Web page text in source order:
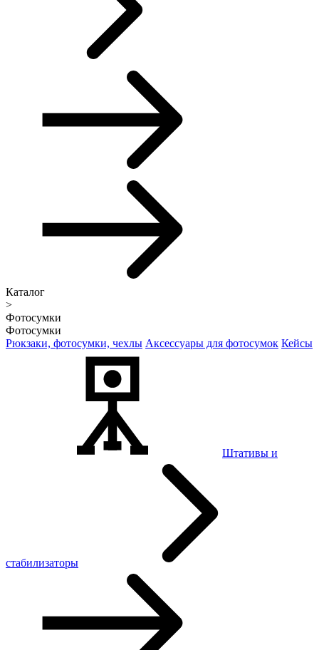
Каталог
>
Фотосумки
Фотосумки
Рюкзаки, фотосумки, чехлы Аксессуары для фотосумок Кейсы
Штативы и
стабилизаторы